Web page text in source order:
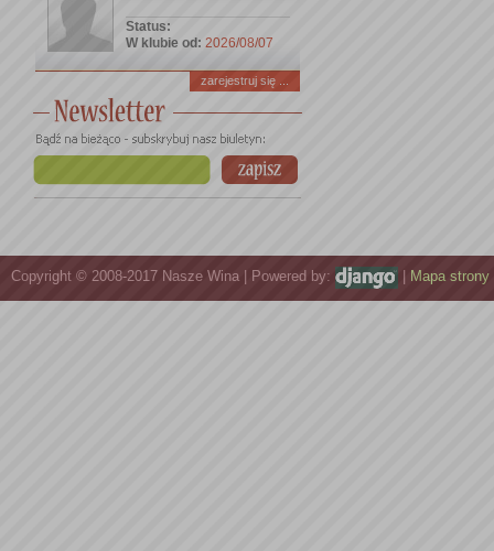
Status:
W klubie od: 2026/08/07
zarejestruj się ...
Copyright © 2008-2017 Nasze Wina | Powered by: Mapa strony